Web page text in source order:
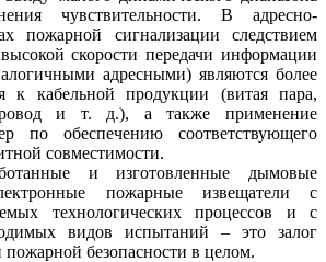
чувствительности. В адресно-
пожарной сигнализации следствием
скорости передачи информации
адресными) являются более
к кабельной продукции (витая пара,
и т. д.), а также применение
по обеспечению соответствующего
совместимости.
и изготовленные дымовые
пожарные извещатели с
технологических процессов и с
видов испытаний – это залог
безопасности в целом.